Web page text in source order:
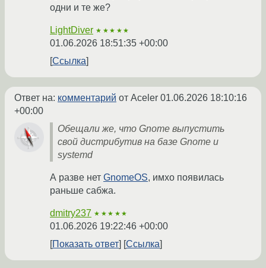
одни и те же?
LightDiver ★★★★★
01.06.2026 18:51:35 +00:00
Ссылка
Ответ на: комментарий от Aceler 01.06.2026 18:10:16
+00:00
Обещали же, что Gnome выпустить
свой дистрибутив на базе Gnome и
systemd
А разве нет GnomeOS, имхо появилась
раньше сабжа.
dmitry237 ★★★★★
01.06.2026 19:22:46 +00:00
Показать ответ
Ссылка